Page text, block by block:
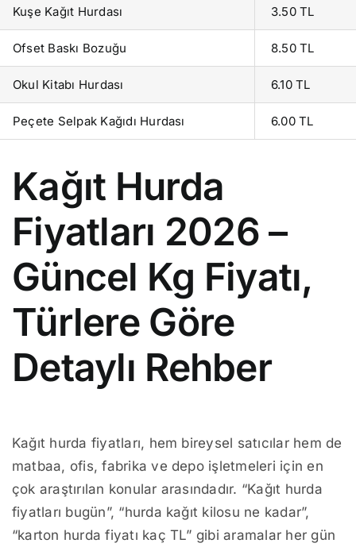
Kuşe Kağıt Hurdası 3.50 TL
Ofset Baskı Bozuğu 8.50 TL
Okul Kitabı Hurdası 6.10 TL
Peçete Selpak Kağıdı Hurdası 6.00 TL
Kağıt Hurda
Fiyatları 2026 –
Güncel Kg Fiyatı,
Türlere Göre
Detaylı Rehber
Kağıt hurda fiyatları, hem bireysel satıcılar hem de
matbaa, ofis, fabrika ve depo işletmeleri için en
çok araştırılan konular arasındadır. “Kağıt hurda
fiyatları bugün”, “hurda kağıt kilosu ne kadar”,
“karton hurda fiyatı kaç TL” gibi aramalar her gün